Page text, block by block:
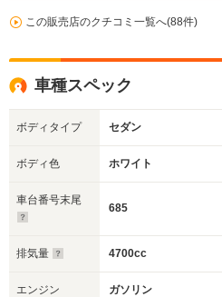
この販売店のクチコミ一覧へ(88件)
車種スペック
ボディタイプ セダン
ボディ色 ホワイト
車台番号末尾
685
排気量 4700cc
エンジン ガソリン